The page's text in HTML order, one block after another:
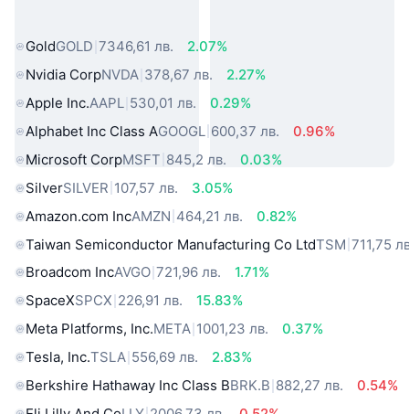
GoldGOLD 7346,61 лв.
2.07%
Nvidia CorpNVDA 378,67 лв.
2.27%
Apple Inc.AAPL 530,01 лв.
0.29%
Alphabet Inc Class AGOOGL 600,37 лв.
0.96%
Microsoft CorpMSFT 845,2 лв.
0.03%
SilverSILVER 107,57 лв.
3.05%
Amazon.com IncAMZN 464,21 лв.
0.82%
Taiwan Semiconductor Manufacturing Co LtdTSM 711,75
Broadcom IncAVGO 721,96 лв.
1.71%
SpaceXSPCX 226,91 лв.
15.83%
Meta Platforms, Inc.META 1001,23 лв.
0.37%
Tesla, Inc.TSLA 556,69 лв.
2.83%
Berkshire Hathaway Inc Class BBRK.B 882,27 лв.
0.54%